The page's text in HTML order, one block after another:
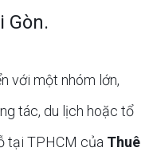
Gòn.
với một nhóm lớn,
tác, du lịch hoặc tổ
tại TPHCM của Thuê